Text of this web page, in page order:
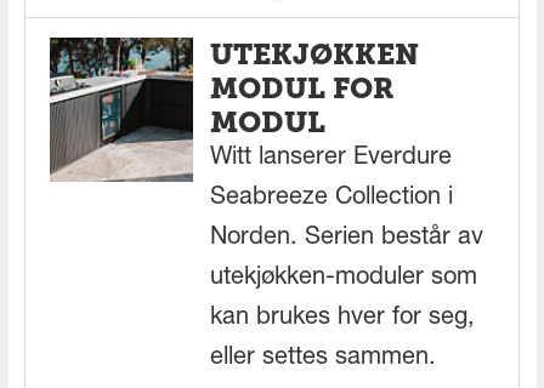
UTEKJØKKEN
MODUL FOR
MODUL
Witt lanserer Everdure
Seabreeze Collection i
Norden. Serien består av
utekjøkken-moduler som
kan brukes hver for seg,
eller settes sammen.